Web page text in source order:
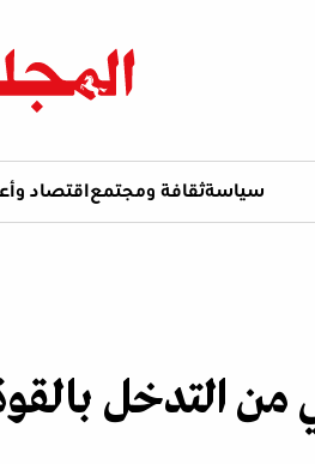
سياسةثقافة ومجتمع اقتصاد
من التدخل